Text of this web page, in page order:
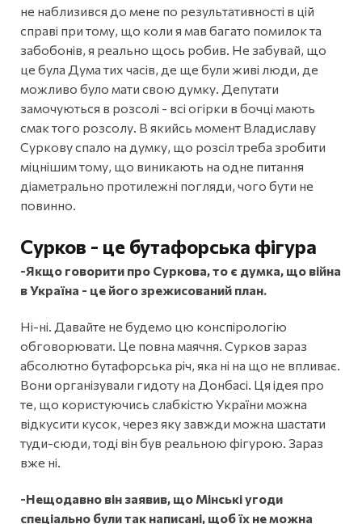
не наблизився до мене по результативності в цій
справі при тому, що коли я мав багато помилок та
забобонів, я реально щось робив. Не забувай, що
це була Дума тих часів, де ще були живі люди, де
можливо було мати свою думку. Депутати
замочуються в розсолі - всі огірки в бочці мають
смак того розсолу. В якийсь момент Владиславу
Суркову спало на думку, що розсіл треба зробити
міцнішим тому, що виникають на одне питання
діаметрально протилежні погляди, чого бути не
повинно.
Сурков - це бутафорська фігура
-Якщо говорити про Суркова, то є думка, що війна
в Україна - це його зрежисований план.
Ні-ні. Давайте не будемо цю конспірологію
обговорювати. Це повна маячня. Сурков зараз
абсолютно бутафорська річ, яка ні на що не впливає.
Вони організували гидоту на Донбасі. Ця ідея про
те, що користуючись слабкістю України можна
відкусити кусок, через яку завжди можна шастати
туди-сюди, тоді він був реальною фігурою. Зараз
вже ні.
-Нещодавно він заявив, що Мінські угоди
спеціально були так написані, щоб їх не можна